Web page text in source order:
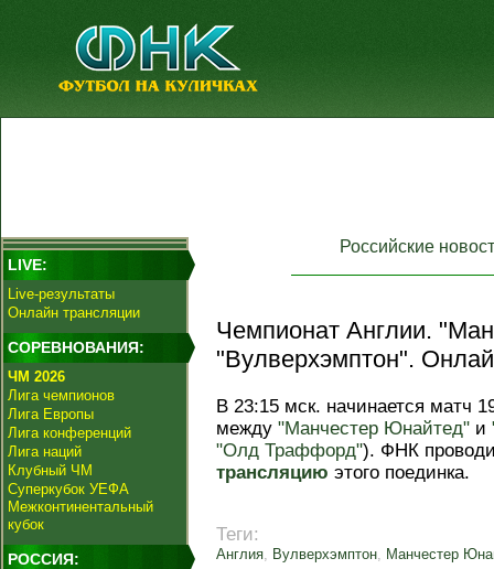
LIVE:
Live-результаты
Онлайн трансляции
СОРЕВНОВАНИЯ:
ЧМ 2026
Лига чемпионов
Лига Европы
Лига конференций
Лига наций
Клубный ЧМ
Суперкубок УЕФА
Межконтинентальный
кубок
РОССИЯ:
Российские
Чемпионат Англии.
"Вулверхэмптон".
В 23:15 мск. начинается матч
между "Манчестер Юнайтед" и
"Олд Траффорд"). ФНК
трансляцию этого поединка.
Теги:
Англия, Вулверхэмптон, Манчестер